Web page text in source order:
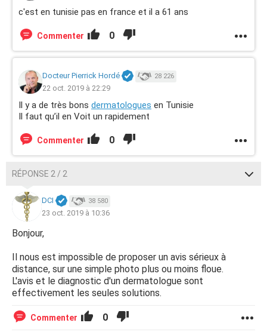
c'est en tunisie pas en france et il a 61 ans
Commenter 0
Docteur Pierrick Hordé 28 226
22 oct. 2019 à 22:29
Il y a de très bons dermatologues en Tunisie
Il faut qu’il en Voit un rapidement
Commenter 0
RÉPONSE 2 / 2
DCI 38 580
23 oct. 2019 à 10:36
Bonjour,
Il nous est impossible de proposer un avis sérieux à
distance, sur une simple photo plus ou moins floue.
L'avis et le diagnostic d'un dermatologue sont
effectivement les seules solutions.
Commenter 0